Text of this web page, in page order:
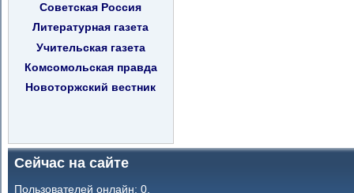
Советская Россия
Литературная газета
Учительская газета
Комсомольская правда
Новоторжский вестник
Сейчас на сайте
Пользователей онлайн: 0.